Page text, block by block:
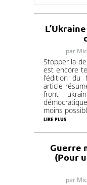
par
Stopper la
est encore
l’édition
article
front
moins
lire plus
Guerre
(Pour
par